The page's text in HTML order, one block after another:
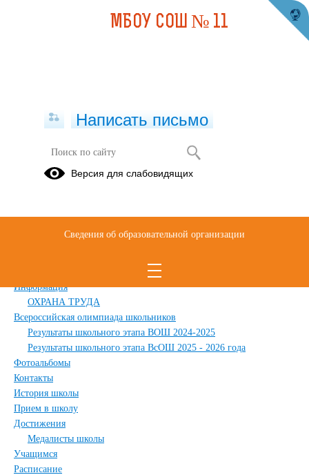
Карта сайта
Обращения граждан
Информация
ОХРАНА ТРУДА
Всероссийская олимпиада школьников
Результаты школьного этапа ВОШ 2024-2025
Результаты школьного этапа ВсОШ 2025 - 2026 года
Фотоальбомы
Контакты
История школы
Прием в школу
Достижения
Медалисты школы
Учащимся
Расписание
МБОУ СОШ № 11
Написать письмо
Версия для слабовидящих
Сведения об образовательной организации